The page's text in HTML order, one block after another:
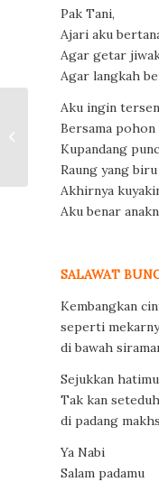
Pak Tani,
Ajari aku
Agar getar
Agar langkah
Aku ingin
Bersama
Kupandang
Raung yang biru
Akhirnya
Aku benar
SALAWAT
Kembangkan
seperti
di bawah
Sejukkan
Tak kan
di padang
Ya Nabi
Salam padamu
Puisi-puisi Abdul
Wachid B.S.